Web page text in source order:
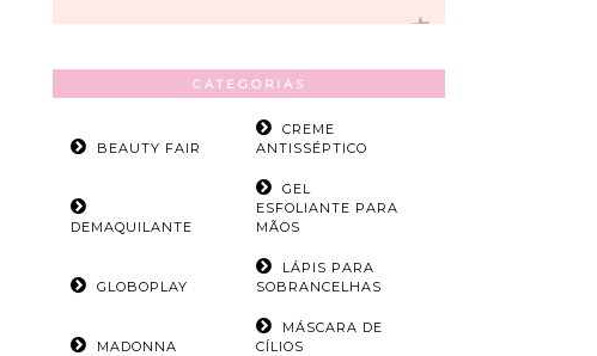
CATEGORIAS
BEAUTY FAIR
CREME
ANTISSÉPTICO
DEMAQUILANTE
GEL
ESFOLIANTE PARA
MÃOS
GLOBOPLAY
LÁPIS PARA
SOBRANCELHAS
MADONNA
MÁSCARA DE
CÍLIOS